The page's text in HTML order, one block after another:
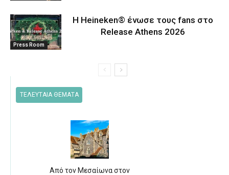
Press Room
Η Heineken® ένωσε τους fans στο
Release Athens 2026
ΤΕΛΕΥΤΑΙΑ ΘΕΜΑΤΑ
Από τον Μεσαίωνα στον